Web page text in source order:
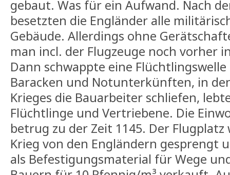
gebaut. Was für ein Aufwand. Nach
besetzten die Engländer alle
Gebäude. Allerdings ohne
man incl. der Flugzeuge noch vorher
Dann schwappte eine
Baracken und Notunterkünften, in
Krieges die Bauarbeiter schliefen,
Flüchtlinge und Vertriebene. Die
betrug zu der Zeit 1145. Der
Krieg von den Engländern gesprengt
als Befestigungsmaterial für Wege